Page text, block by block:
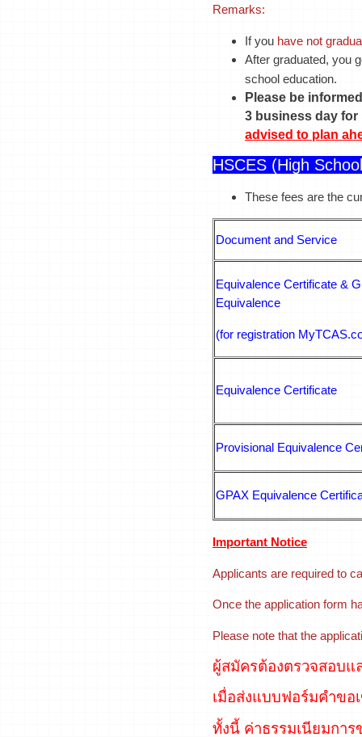
Remarks:
If you have not
After graduated, you
school education.
Please be
3 business day
advised to plan
HSCES (High
These fees are the
Document and Service
Equivalence Certificate &
Equivalence
(for registration
Equivalence Certificate
Provisional Equivalence
GPAX Equivalence
Important Notice
Applicants are required to
Once the application form
Please note that the
ผู้สมัครต้องตรวจสอบแ
เมื่อส่งแบบฟอร์มคำขอ
ทั้งนี้ ค่าธรรมเนียมกา